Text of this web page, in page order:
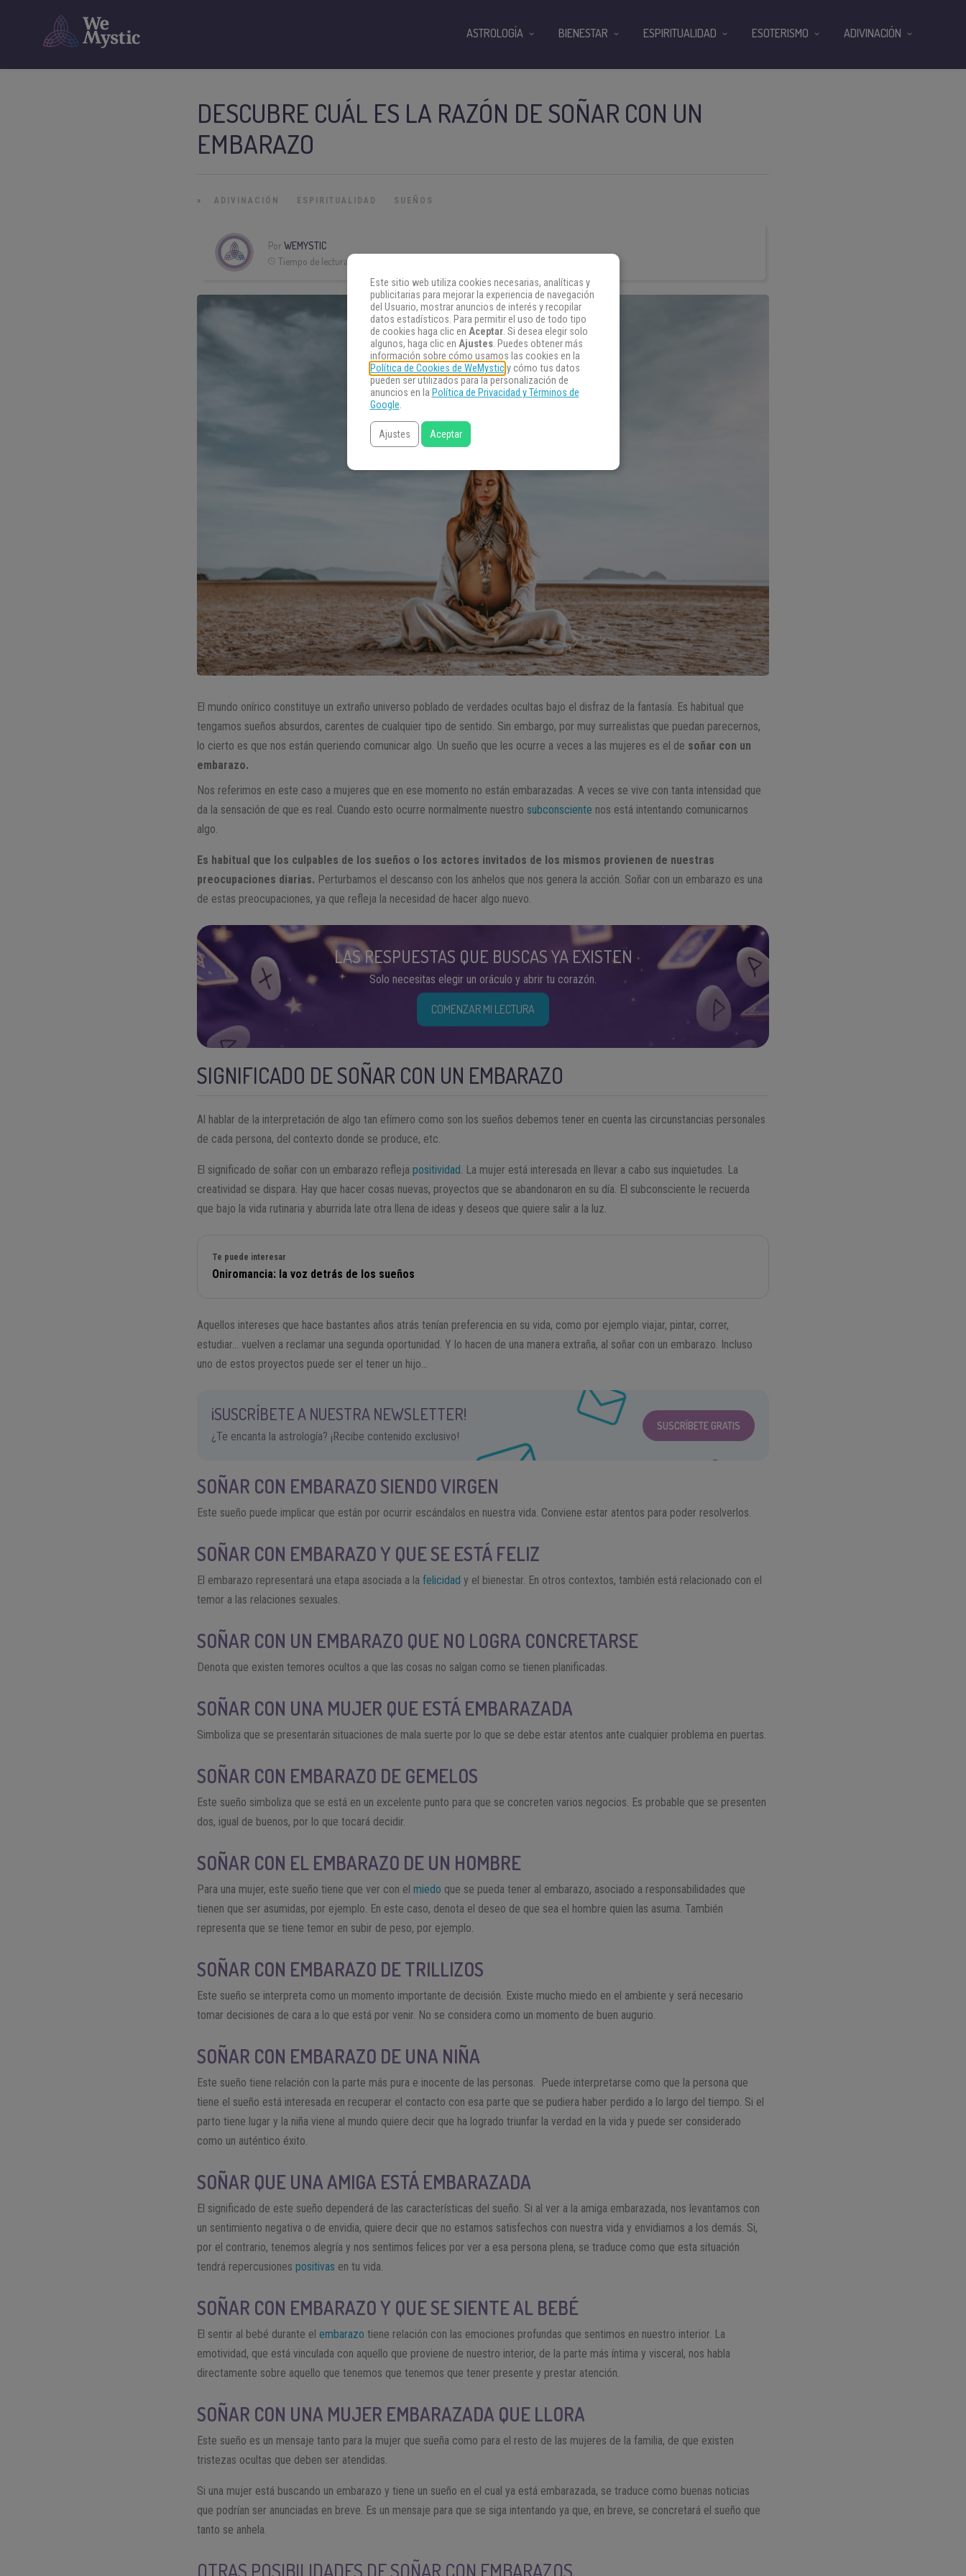
DESCUBRE CUÁL ES LA RAZÓN DE SOÑAR CON UN
EMBARAZO
» ADIVINACIÓN ESPIRITUALIDAD SUEÑOS
PorWEMYSTIC
Tiempo de lectura:
El mundo onírico constituye un extraño universo poblado de verdades ocultas bajo el disfraz de la fantasía. Es habitual que
tengamos sueños absurdos, carentes de cualquier tipo de sentido. Sin embargo, por muy surrealistas que puedan parecernos,
lo cierto es que nos están queriendo comunicar algo. Un sueño que les ocurre a veces a las mujeres es el de soñar con un
embarazo.
Nos referimos en este caso a mujeres que en ese momento no están embarazadas. A veces se vive con tanta intensidad que
da la sensación de que es real. Cuando esto ocurre normalmente nuestrosubconsciente nos está intentando comunicarnos
algo.
Es habitual que los culpables de los sueños o los actores invitados de los mismos provienen de nuestras
preocupaciones diarias. Perturbamos el descanso con los anhelos que nos genera la acción. Soñar con un embarazo es una
de estas preocupaciones, ya que refleja la necesidad de hacer algo nuevo.
LAS RESPUESTAS QUE BUSCAS YA EXISTEN
Solo necesitas elegir un oráculo y abrir tu corazón.
COMENZAR MI LECTURA
SIGNIFICADO DE SOÑAR CON UN EMBARAZO
Al hablar de la interpretación de algo tan efímero como son los sueños debemos tener en cuenta las circunstancias personales
de cada persona, del contexto donde se produce, etc.
El significado de soñar con un embarazo reflejapositividad. La mujer está interesada en llevar a cabo sus inquietudes. La
creatividad se dispara. Hay que hacer cosas nuevas, proyectos que se abandonaron en su día. El subconsciente le recuerda
que bajo la vida rutinaria y aburrida late otra llena de ideas y deseos que quiere salir a la luz.
Te puede interesar
Oniromancia: la voz detrás de los sueños
Aquellos intereses que hace bastantes años atrás tenían preferencia en su vida, como por ejemplo viajar, pintar, correr,
estudiar… vuelven a reclamar una segunda oportunidad. Y lo hacen de una manera extraña, al soñar con un embarazo. Incluso
uno de estos proyectos puede ser el tener un hijo…
¡SUSCRÍBETE A NUESTRA NEWSLETTER!
¿Te encanta la astrología? ¡Recibe contenido exclusivo!
SUSCRÍBETE GRATIS
SOÑAR CON EMBARAZO SIENDO VIRGEN
Este sueño puede implicar que están por ocurrir escándalos en nuestra vida. Conviene estar atentos para poder resolverlos.
SOÑAR CON EMBARAZO Y QUE SE ESTÁ FELIZ
El embarazo representará una etapa asociada a lafelicidad y el bienestar. En otros contextos, también está relacionado con el
temor a las relaciones sexuales.
SOÑAR CON UN EMBARAZO QUE NO LOGRA CONCRETARSE
Denota que existen temores ocultos a que las cosas no salgan como se tienen planificadas.
SOÑAR CON UNA MUJER QUE ESTÁ EMBARAZADA
Simboliza que se presentarán situaciones de mala suerte por lo que se debe estar atentos ante cualquier problema en puertas.
SOÑAR CON EMBARAZO DE GEMELOS
Este sueño simboliza que se está en un excelente punto para que se concreten varios negocios. Es probable que se presenten
dos, igual de buenos, por lo que tocará decidir.
SOÑAR CON EL EMBARAZO DE UN HOMBRE
Para una mujer, este sueño tiene que ver con elmiedo que se pueda tener al embarazo, asociado a responsabilidades que
tienen que ser asumidas, por ejemplo. En este caso, denota el deseo de que sea el hombre quien las asuma. También
representa que se tiene temor en subir de peso, por ejemplo.
SOÑAR CON EMBARAZO DE TRILLIZOS
Este sueño se interpreta como un momento importante de decisión. Existe mucho miedo en el ambiente y será necesario
tomar decisiones de cara a lo que está por venir. No se considera como un momento de buen augurio.
SOÑAR CON EMBARAZO DE UNA NIÑA
Este sueño tiene relación con la parte más pura e inocente de las personas. Puede interpretarse como que la persona que
tiene el sueño está interesada en recuperar el contacto con esa parte que se pudiera haber perdido a lo largo del tiempo. Si el
parto tiene lugar y la niña viene al mundo quiere decir que ha logrado triunfar la verdad en la vida y puede ser considerado
como un auténtico éxito.
SOÑAR QUE UNA AMIGA ESTÁ EMBARAZADA
El significado de este sueño dependerá de las características del sueño. Si al ver a la amiga embarazada, nos levantamos con
un sentimiento negativa o de envidia, quiere decir que no estamos satisfechos con nuestra vida y envidiamos a los demás. Si,
por el contrario, tenemos alegría y nos sentimos felices por ver a esa persona plena, se traduce como que esta situación
tendrá repercusionespositivas en tu vida.
SOÑAR CON EMBARAZO Y QUE SE SIENTE AL BEBÉ
El sentir al bebé durante elembarazo tiene relación con las emociones profundas que sentimos en nuestro interior. La
emotividad, que está vinculada con aquello que proviene de nuestro interior, de la parte más íntima y visceral, nos habla
directamente sobre aquello que tenemos que tenemos que tener presente y prestar atención.
SOÑAR CON UNA MUJER EMBARAZADA QUE LLORA
Este sueño es un mensaje tanto para la mujer que sueña como para el resto de las mujeres de la familia, de que existen
tristezas ocultas que deben ser atendidas.
Si una mujer está buscando un embarazo y tiene un sueño en el cual ya está embarazada, se traduce como buenas noticias
que podrían ser anunciadas en breve. Es un mensaje para que se siga intentando ya que, en breve, se concretará el sueño que
tanto se anhela.
OTRAS POSIBILIDADES DE SOÑAR CON EMBARAZOS
ASTROLOGÍA BIENESTAR ESPIRITUALIDAD ESOTERISMO ADIVINACIÓN
Este sitio web utiliza cookies necesarias, analíticas y
publicitarias para mejorar la experiencia de navegación
del Usuario, mostrar anuncios de interés y recopilar
datos estadísticos. Para permitir el uso de todo tipo
de cookies haga clic en Aceptar. Si desea elegir solo
algunos, haga clic en Ajustes. Puedes obtener más
información sobre cómo usamos las cookies en la
Política de Cookies de WeMysticy cómo tus datos
pueden ser utilizados para la personalización de
anuncios en la Política de Privacidad y Términos de
Google.
Ajustes Aceptar